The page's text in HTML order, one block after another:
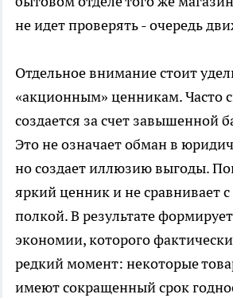
не идет проверять - очередь
Отдельное внимание стоит
«акционным» ценникам. Часто
создается за счет завышенной
Это не означает обман в
но создает иллюзию выгоды.
яркий ценник и не сравнивает
полкой. В результате
экономии, которого
редкий момент: некоторые
имеют сокращенный срок